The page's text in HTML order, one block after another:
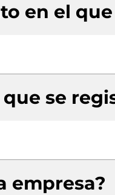
en el
se
empresa?